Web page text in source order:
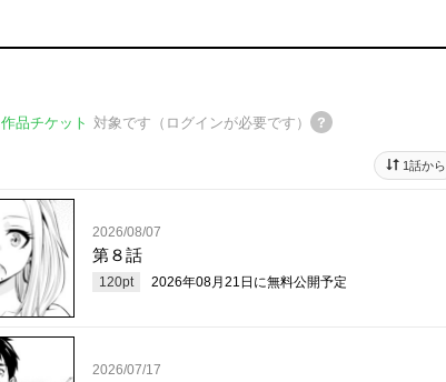
作品チケット 対象です（ログインが必要です）
1話から
2026/08/07
第８話
120pt 2026年08月21日 に無料公開予定
2026/07/17